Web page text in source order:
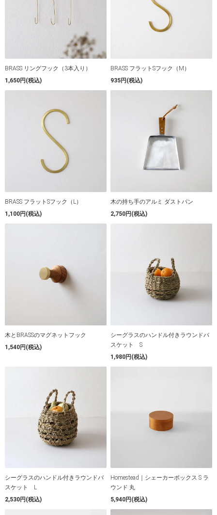
BRASS リングフック（3本入り）
1,650円(税込)
BRASS フラットSフック（M）
935円(税込)
BRASS フラットSフック（L）
1,100円(税込)
木の持ち手のアルミ ダストパン
2,750円(税込)
木とBRASSのマグネットフック
1,540円(税込)
シーグラスのハンドル付きラウンドバ
スケット S
1,980円(税込)
シーグラスのハンドル付きラウンドバ
スケット L
2,530円(税込)
Homestead｜シェーカーボックス S ラ
ウンド 丸
5,940円(税込)